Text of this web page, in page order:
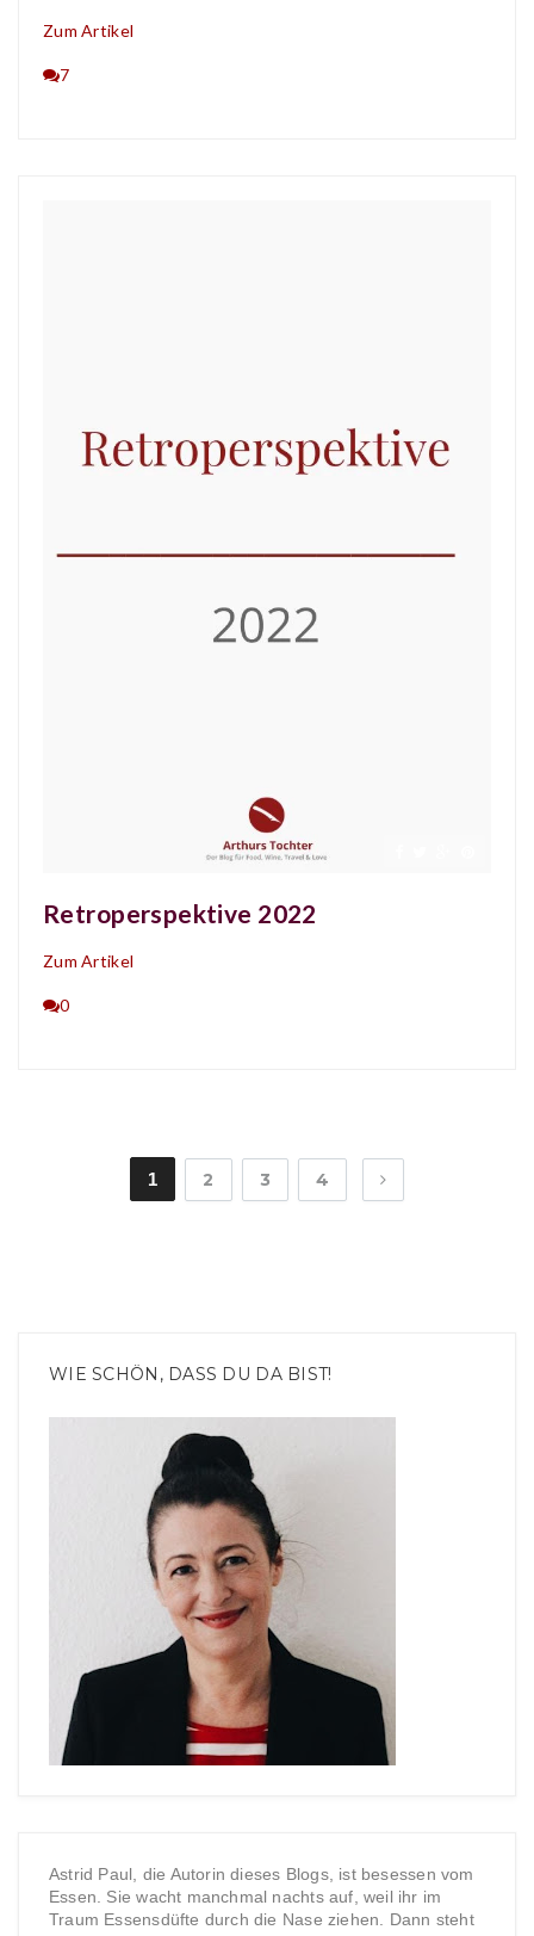
Zum Artikel
7
Retroperspektive 2022
Zum Artikel
0
1 2 3 4
WIE SCHÖN, DASS DU DA BIST!
Astrid Paul, die Autorin dieses Blogs, ist besessen vom
Essen. Sie wacht manchmal nachts auf, weil ihr im
Traum Essensdüfte durch die Nase ziehen. Dann steht